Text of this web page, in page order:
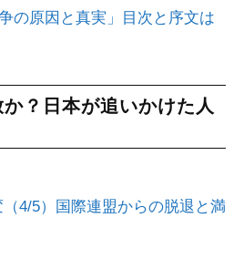
の原因と真実」目次と序文は
？日本が追いかけた人
4/5）国際連盟からの脱退と満